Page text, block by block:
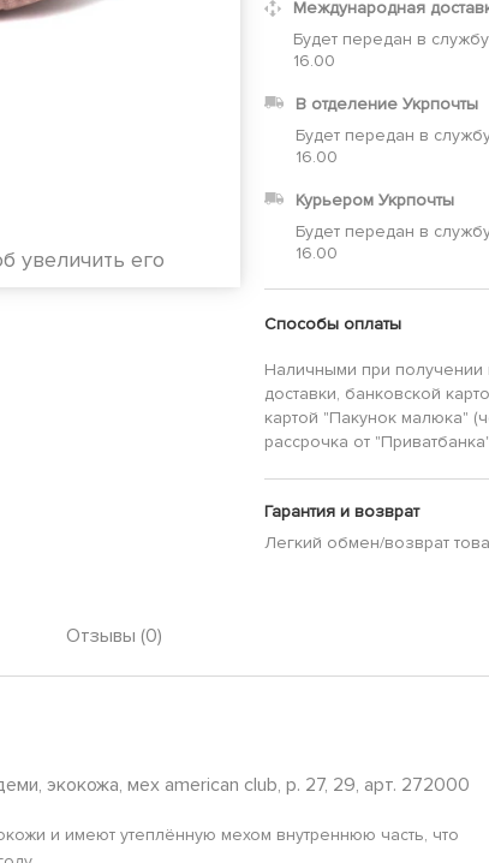
увеличить его
Международная
Будет передан в
16.00
В отделение Укрпочты
Будет передан в
16.00
Курьером Укрпочты
Будет передан в
16.00
Способы оплаты
Наличными при получении
доставки, банковской
картой "Пакунок малюка"
рассрочка от
Гарантия и возврат
Легкий обмен/возврат
Отзывы (0)
экокожа, мех american club, р. 27, 29, арт. 272000
и имеют утеплённую мехом внутреннюю часть, что